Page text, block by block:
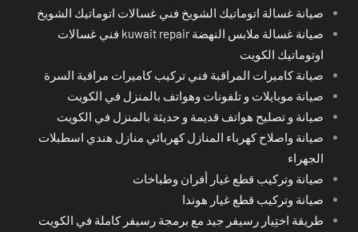
صيانة غسالة اتوماتيك الشويخ فني غسالات اتوماتيك الشويخ
صيانة غسالة ملابس النهضة kuwait repair فني غسالات
اوتوماتيك الكويت
صيانة كاميرات المراقبة فني تركيب كاميرات مراقبة السرة
صيانة موبايلات و تلفونات وهواتف بالمنزل في الكويت
صيانة و تصليح هواتف قديمة و حديثة بالمنزل في الكويت
صيانة واصلاح كهرباء المنازل كهربائي منازل هندي اسطبلات
الجهراء
صيانة وتركيب قطع غيار أفران وطباخات
صيانة وتركيب قطع غيار هوندا
طريقة اختِيار رسيفر جيد مع برمجة رسيفر كاملة في الكويت